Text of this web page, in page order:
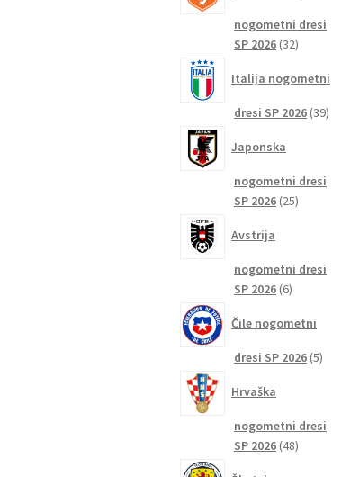
nogometni dresi
SP 2026 3232
Italija nogometni
dresi SP 2026 3939
Japonska
nogometni dresi
SP 2026 2525
Avstrija
nogometni dresi
SP 2026 66
Čile nogometni
dresi SP 2026 55
Hrvaška
nogometni dresi
SP 2026 4848